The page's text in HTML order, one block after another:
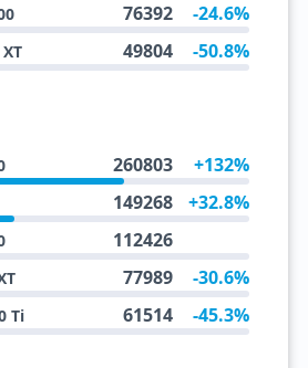
76392 -24.6%
49804 -50.8%
260803 +132%
149268 +32.8%
112426
77989 -30.6%
Ti 61514 -45.3%